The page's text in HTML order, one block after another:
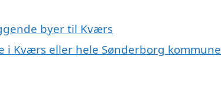
byer til Kværs
Kværs eller hele Sønderborg kommune